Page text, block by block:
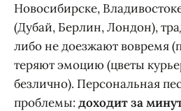
Новосибирске,
(Дубай, Берлин, Лондон),
либо не доезжают вовремя
теряют эмоцию (цветы
безлично). Персональная
проблемы: доходит за